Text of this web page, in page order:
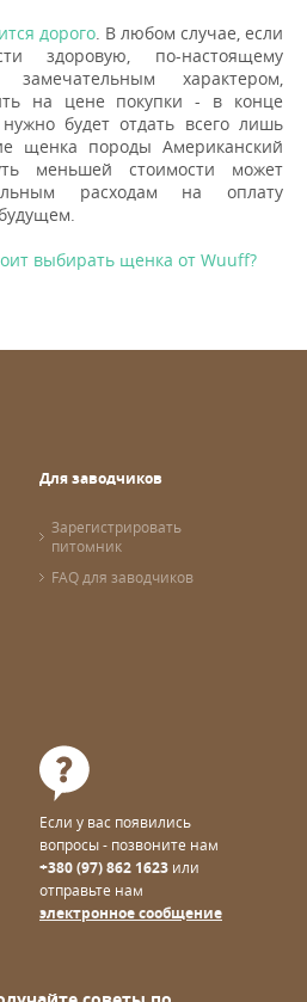
дорого. В любом случае, если
здоровую, по-настоящему
характером,
на цене покупки - в конце
будет отдать всего лишь
щенка породы Aмериканский
меньшей стоимости может
расходам на оплату
выбирать щенка от Wuuff?
Для заводчиков
Зарегистрировать
питомник
FAQ для заводчиков
Если у вас появились
вопросы - позвоните нам
+380 (97) 862 1623 или
отправьте нам
электронное сообщение